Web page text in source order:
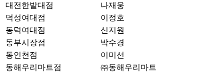
대전한밭대점
나재웅
덕성여대점
이정호
동덕여대점
신지원
동부시장점
박수경
동인천점
이미선
동해우리마트점
㈜동해우리마트